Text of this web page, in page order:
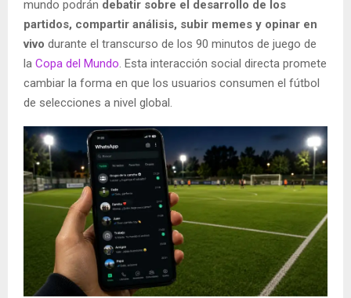
mundo podrán debatir sobre el desarrollo de los
partidos, compartir análisis, subir memes y opinar en
vivo durante el transcurso de los 90 minutos de juego de
la Copa del Mundo. Esta interacción social directa promete
cambiar la forma en que los usuarios consumen el fútbol
de selecciones a nivel global.